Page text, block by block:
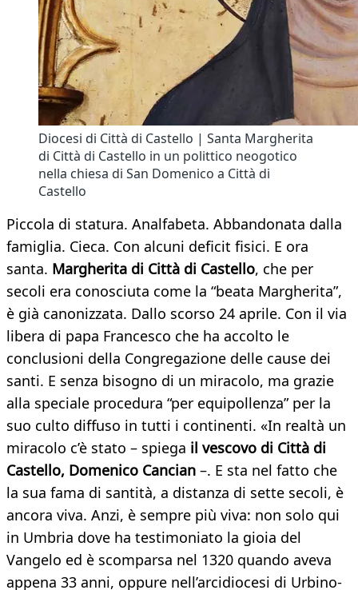
Diocesi di Città di Castello | Santa Margherita
di Città di Castello in un polittico neogotico
nella chiesa di San Domenico a Città di
Castello
Piccola di statura. Analfabeta. Abbandonata dalla
famiglia. Cieca. Con alcuni deficit fisici. E ora
santa. Margherita di Città di Castello, che per
secoli era conosciuta come la “beata Margherita”,
è già canonizzata. Dallo scorso 24 aprile. Con il via
libera di papa Francesco che ha accolto le
conclusioni della Congregazione delle cause dei
santi. E senza bisogno di un miracolo, ma grazie
alla speciale procedura “per equipollenza” per la
suo culto diffuso in tutti i continenti. «In realtà un
miracolo c’è stato – spiega il vescovo di Città di
Castello, Domenico Cancian –. E sta nel fatto che
la sua fama di santità, a distanza di sette secoli, è
ancora viva. Anzi, è sempre più viva: non solo qui
in Umbria dove ha testimoniato la gioia del
Vangelo ed è scomparsa nel 1320 quando aveva
appena 33 anni, oppure nell’arcidiocesi di Urbino-